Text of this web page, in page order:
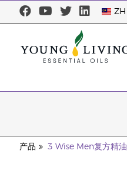
ZH
产品 3 Wise Men复方精油